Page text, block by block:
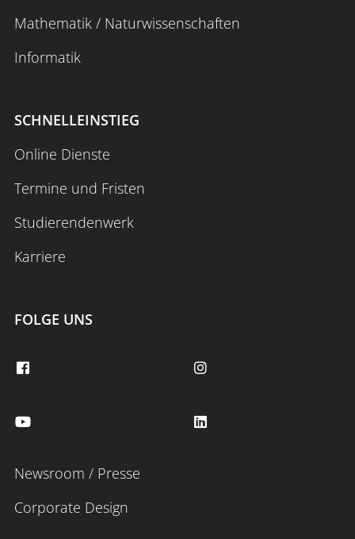
Mathematik / Naturwissenschaften
Informatik
SCHNELLEINSTIEG
Online Dienste
Termine und Fristen
Studierendenwerk
Karriere
FOLGE UNS
Newsroom / Presse
Corporate Design